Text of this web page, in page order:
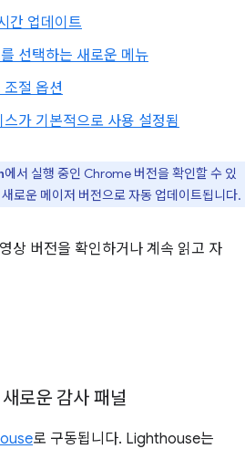
간 업데이트
선택하는 새로운 메뉴
조절 옵션
가 기본적으로 사용 설정됨
에서 실행 중인 Chrome 버전을 확인할 수 있
로운 메이저 버전으로 자동 업데이트됩니다.
상 버전을 확인하거나 계속 읽고 자
로운 감사 패널
로 구동됩니다. Lighthouse는